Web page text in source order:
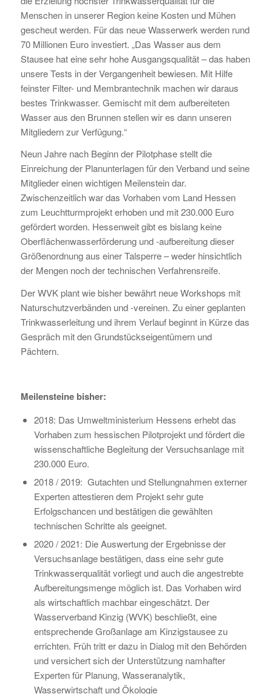
Menschen in unserer Region keine Kosten und Mühen
gescheut werden. Für das neue Wasserwerk werden rund
70 Millionen Euro investiert. „Das Wasser aus dem
Stausee hat eine sehr hohe Ausgangsqualität – das haben
unsere Tests in der Vergangenheit bewiesen. Mit Hilfe
feinster Filter- und Membrantechnik machen wir daraus
bestes Trinkwasser. Gemischt mit dem aufbereiteten
Wasser aus den Brunnen stellen wir es dann unseren
Mitgliedern zur Verfügung.“
Neun Jahre nach Beginn der Pilotphase stellt die
Einreichung der Planunterlagen für den Verband und seine
Mitglieder einen wichtigen Meilenstein dar.
Zwischenzeitlich war das Vorhaben vom Land Hessen
zum Leuchtturmprojekt erhoben und mit 230.000 Euro
gefördert worden. Hessenweit gibt es bislang keine
Oberflächenwasserförderung und -aufbereitung dieser
Größenordnung aus einer Talsperre – weder hinsichtlich
der Mengen noch der technischen Verfahrensreife.
Der WVK plant wie bisher bewährt neue Workshops mit
Naturschutzverbänden und -vereinen. Zu einer geplanten
Trinkwasserleitung und ihrem Verlauf beginnt in Kürze das
Gespräch mit den Grundstückseigentümern und
Pächtern.
Meilensteine bisher:
2018: Das Umweltministerium Hessens erhebt das
Vorhaben zum hessischen Pilotprojekt und fördert die
wissenschaftliche Begleitung der Versuchsanlage mit
230.000 Euro.
2018 / 2019: Gutachten und Stellungnahmen externer
Experten attestieren dem Projekt sehr gute
Erfolgschancen und bestätigen die gewählten
technischen Schritte als geeignet.
2020 / 2021: Die Auswertung der Ergebnisse der
Versuchsanlage bestätigen, dass eine sehr gute
Trinkwasserqualität vorliegt und auch die angestrebte
Aufbereitungsmenge möglich ist. Das Vorhaben wird
als wirtschaftlich machbar eingeschätzt. Der
Wasserverband Kinzig (WVK) beschließt, eine
entsprechende Großanlage am Kinzigstausee zu
errichten. Früh tritt er dazu in Dialog mit den Behörden
und versichert sich der Unterstützung namhafter
Experten für Planung, Wasseranalytik,
Wasserwirtschaft und Ökologie